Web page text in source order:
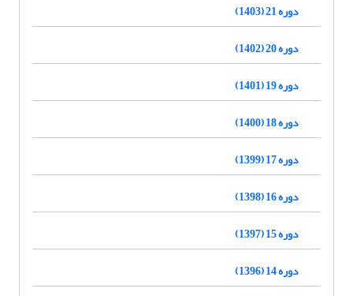
دوره 21 (1403)
دوره 20 (1402)
دوره 19 (1401)
دوره 18 (1400)
دوره 17 (1399)
دوره 16 (1398)
دوره 15 (1397)
دوره 14 (1396)